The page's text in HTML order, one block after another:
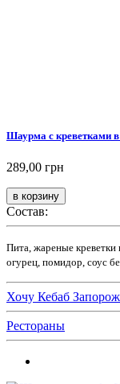
Шаурма с креветками в
289,00 грн
Состав:
Пита, жареные креветки
огурец, помидор, соус
Хочу Кебаб
Рестораны